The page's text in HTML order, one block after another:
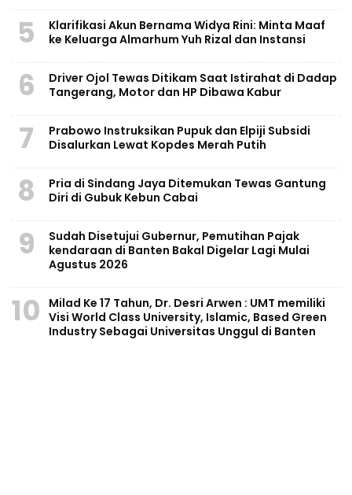
5
Klarifikasi Akun Bernama Widya Rini: Minta Maaf
ke Keluarga Almarhum Yuh Rizal dan Instansi
6
Driver Ojol Tewas Ditikam Saat Istirahat di Dadap
Tangerang, Motor dan HP Dibawa Kabur
7
Prabowo Instruksikan Pupuk dan Elpiji Subsidi
Disalurkan Lewat Kopdes Merah Putih
8
Pria di Sindang Jaya Ditemukan Tewas Gantung
Diri di Gubuk Kebun Cabai
9
Sudah Disetujui Gubernur, Pemutihan Pajak
kendaraan di Banten Bakal Digelar Lagi Mulai
Agustus 2026
10
Milad Ke 17 Tahun, Dr. Desri Arwen : UMT memiliki
Visi World Class University, Islamic, Based Green
Industry Sebagai Universitas Unggul di Banten